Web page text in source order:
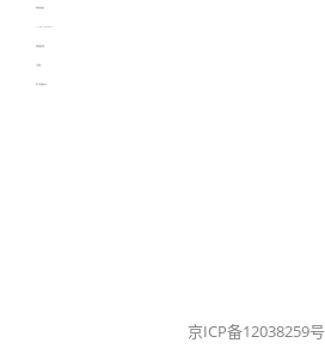
京ICP备12038259号